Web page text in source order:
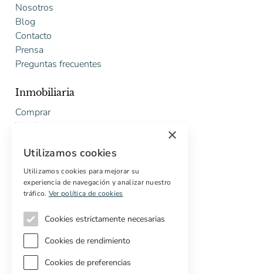
Nosotros
Blog
Contacto
Prensa
Preguntas frecuentes
Inmobiliaria
Comprar
Vender
Presupuesto gratuito de rehabilitación
Servicios
Marketing digital
Propiedades off-market
Servicios para compradores
×
Utilizamos cookies
Utilizamos cookies para mejorar su
experiencia de navegación y analizar nuestro
tráfico. Ver política de cookies
Cookies estrictamente necesarias
Cookies de rendimiento
Cookies de preferencias